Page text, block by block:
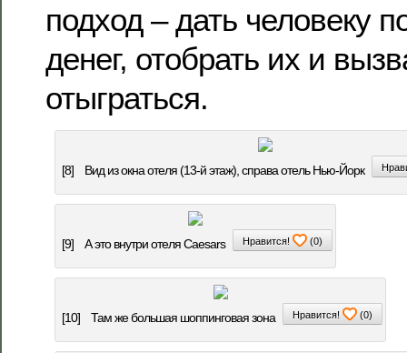
подход – дать человеку
денег, отобрать их и
отыграться.
[8] Вид из окна отеля (13-й этаж), справа отель Нью-Йорк
[9] А это внутри отеля Caesars Нравится! (0)
[10] Там же большая шоппинговая зона Нравится! (0)